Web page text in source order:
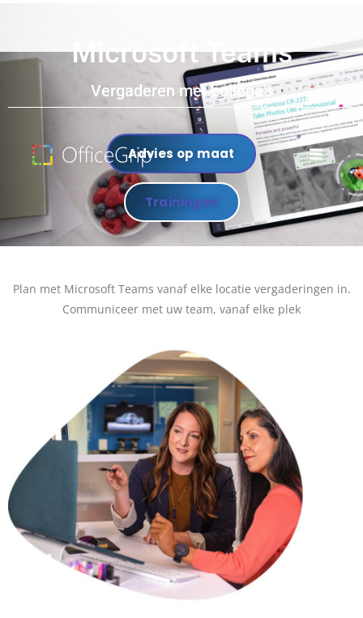
Microsoft Teams
Vergaderen met collega's
Advies op maat
Trainingen
Plan met Microsoft Teams vanaf elke locatie vergaderingen in.
Communiceer met uw team, vanaf elke plek